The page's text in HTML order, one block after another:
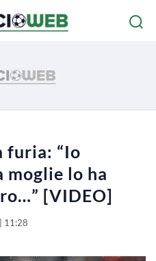
furia: “Io
moglie lo ha
[VIDEO]
11:28